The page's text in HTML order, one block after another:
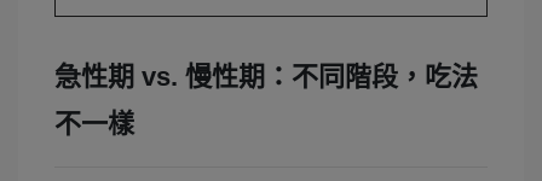
急性期 vs. 慢性期：不同階段，吃法
不一樣